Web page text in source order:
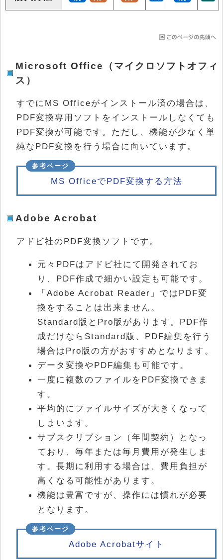
Microsoft Office（マイクロソフトオフィ
ス）
すでにMS Officeがインストール済の場合は、
PDF変換専用ソフトをインストールしなくても
PDF変換が可能です。ただし、機能が少なく単
純なPDF変換を行う場合に向いています。
MS OfficeでPDF変換する方法
Adobe Acrobat
アドビ社のPDF変換ソフトです。
元々PDFはアドビ社にて開発されてお
り、PDF作成で細かい設定も可能です。
「Adobe Acrobat Reader」ではPDF変
換をすることは出来ません。
Standard版とPro版があります。PDF作
成だけならStandard版、PDF編集を行う
場合はPro版の方がおすすめとなります。
データ変換やPDF編集も可能です。
一度に複数のファイルをPDF変換できま
す。
平均的にファイルサイズが大きくなって
しまいます。
サブスクリプション（年間契約）となっ
ており、毎年または毎月費用が発生しま
す。長期に利用する場合は、費用負担が
高くなる可能性があります。
機能は豊富ですが、操作には慣れが必要
となります。
Adobe Acrobatサイト